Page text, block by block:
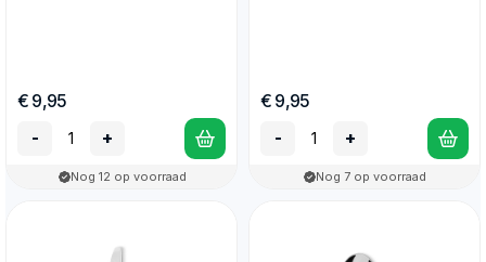
€ 9,95
-
+
Nog 12 op voorraad
€ 9,95
-
+
Nog 7 op voorraad